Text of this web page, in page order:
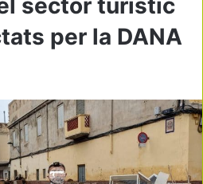
sector turístic
per la DANA